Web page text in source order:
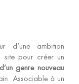
d’une ambition
site pour créer un
genre nouveau
Associable à un